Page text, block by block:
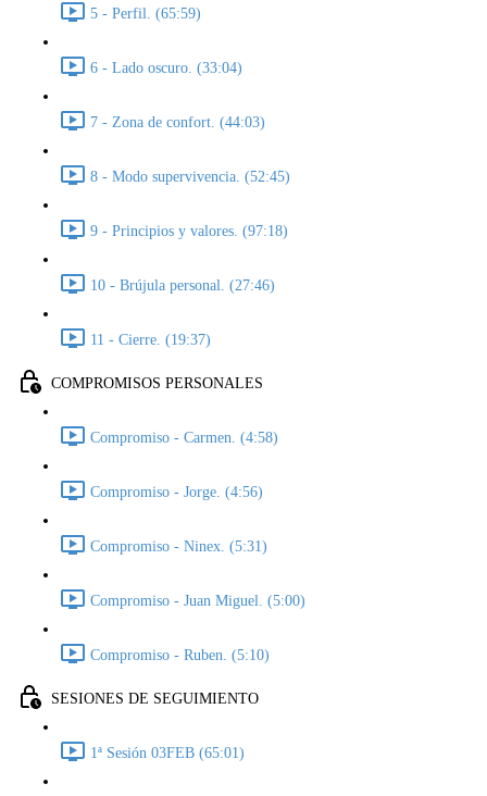
5 - Perfil. (65:59)
6 - Lado oscuro. (33:04)
7 - Zona de confort. (44:03)
8 - Modo supervivencia. (52:45)
9 - Principios y valores. (97:18)
10 - Brújula personal. (27:46)
11 - Cierre. (19:37)
COMPROMISOS PERSONALES
Compromiso - Carmen. (4:58)
Compromiso - Jorge. (4:56)
Compromiso - Ninex. (5:31)
Compromiso - Juan Miguel. (5:00)
Compromiso - Ruben. (5:10)
SESIONES DE SEGUIMIENTO
1ª Sesión 03FEB (65:01)